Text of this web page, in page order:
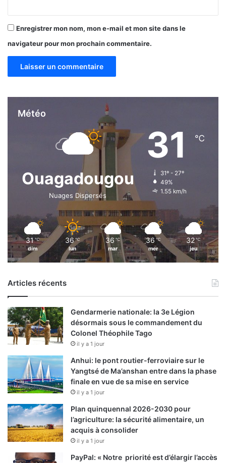
Enregistrer mon nom, mon e-mail et mon site dans le
navigateur pour mon prochain commentaire.
Météo
Ouagadougou
Nuages Dispersés
31 ℃
31º - 27º
49%
1.55 km/h
31 ℃
dim
36 ℃
lun
36 ℃
mar
36 ℃
mer
32 ℃
jeu
Articles récents
Gendarmerie nationale: la 3e Légion
désormais sous le commandement du
Colonel Théophile Tago
il y a 1 jour
Anhui: le pont routier-ferroviaire sur le
Yangtsé de Ma’anshan entre dans la phase
finale en vue de sa mise en service
il y a 1 jour
Plan quinquennal 2026-2030 pour
l’agriculture: la sécurité alimentaire, un
acquis à consolider
il y a 1 jour
PayPal: « Notre priorité est d’élargir l’accès